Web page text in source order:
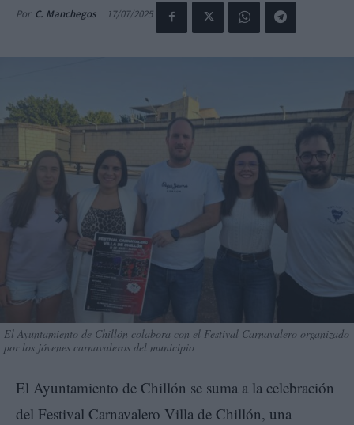
Por C. Manchegos 17/07/2025
El Ayuntamiento de Chillón colabora con el Festival Carnavalero organizado
por los jóvenes carnavaleros del municipio
El Ayuntamiento de Chillón se suma a la celebración
del Festival Carnavalero Villa de Chillón, una